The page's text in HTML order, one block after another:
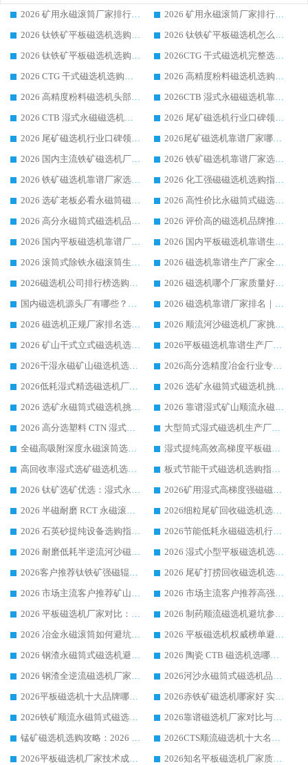
2026 矿用永磁滚筒厂家排行榜选购干货指南 行业口碑标杆华体会手机网页版-华体会(中国) 实力出众
2026 矿用永磁滚筒厂家排行榜选购指南，行业口碑领域强者华体会手机网页版-华体会(中国)
2026 钛铁矿平板磁选机选购全攻略 市场公认优质品牌厂家实力排行榜
2026 钛铁矿平板磁选机怎么选 靠谱生产企业实力排行榜选购参考攻略
2026 钛铁矿平板磁选机选购指南 行业口碑优选品牌生产企业实力排行榜
2026CTG 干式磁选机完整选购指南 行业口碑顶尖靠谱生产龙头厂家实力推荐
2026 CTG 干式磁选机选购指南|行业口碑靠谱生产厂家领域强者推荐
2026 高精度粉料磁选机选购全攻略 行业优质品牌华体会手机网页版-华体会(中国) 实力深度解析
2026 高精度粉料磁选机头部厂家选购指南 行业口碑靠谱品牌推荐 领域强者华体会手机网页版-华体会(中国) 解析
2026CTB 湿式永磁磁选机靠谱厂家实力排行榜 铁矿选矿设备采购全流程选购指南
2026 CTB 湿式永磁磁选机选购指南|行业口碑良好品牌推荐，领域强者华体会手机网页版-华体会(中国)
2026 尾矿磁选机行业口碑领域强者，源头直供国内主流厂家华体会手机网页版-华体会(中国) 一站式服务
2026 尾矿磁选机行业口碑领域强者，源头直供国内主流厂家华体会手机网页版-华体会(中国) 一站式服务
2026尾矿磁选机靠谱厂家哪家好 行业口碑领域强者华体会手机网页版-华体会(中国) 推荐
2026 国内主流铁矿磁选机厂家选购指南|行业口碑好品牌推荐，领域强者华体会手机网页版-华体会(中国)
2026 铁矿磁选机靠谱厂家选购全攻略 行业标杆华体会手机网页版-华体会(中国) 设备性价比出众
2026 铁矿磁选机靠谱厂家选购指南，领域强者华体会手机网页版-华体会(中国) 铁矿磁选机性价比高
2026 化工强磁磁选机选购指南 5 家行业口碑靠谱厂家领域强者推荐
2026 选矿老板必看永磁筒磁选机推荐 行业头部品牌口碑设备选购全攻略
2026 高性价比永磁筒式磁选机品牌盘点 行业强者口碑实测选购完整指南
2026 高分永磁筒式磁选机品牌推荐 选矿设备强者对比测评采购避坑全攻略
2026 评价高的磁选机品牌推荐选购指南，永磁筒式磁选机设备领域强者全景行业口碑解析
2026 国内平板磁选机靠谱厂家排名 行业实测口碑设备按需选购全指南
2026 国内平板磁选机靠谱生产厂家推荐排名|行业口碑选购指南，领域强者按需选设备
2026 滚筒式除铁永磁滚筒生产厂家推荐排名|行业口碑选购指南，领域强者源头厂商精选
2026 磁选机靠谱生产厂家全梳理 分场景选型行业头部品牌选购参考攻略
2026磁选机公司排行榜选购指南|正规源头厂家推荐，领域强者高性价比靠谱信赖品牌
2026 磁选机哪个厂家质量好？十大靠谱磁电企业排名选购指南
国内磁选机源头厂有哪些？2026 综合实力排名与采购避坑技巧
2026 磁选机靠谱厂家排名｜华体会手机网页版-华体会(中国) 高性价比磁选机磁电品牌
2026 磁选机正规厂家排名选购指南|行业口碑信赖品牌推荐性价比高靠谱磁电企业
2026 顺流河沙磁选机厂家挑选攻略 | 业内口碑龙头企业高性价比品牌推荐
2026 矿山干式立式磁选机选型攻略 梳理深耕磁电装备多年靠谱生产厂商
2026平板磁选机靠谱生产厂家选购指南 行业口碑良好品牌推荐 磁电领域实力强者
2026干湿永磁矿山磁选机选型攻略 优质生产厂家排名 选矿领域高口碑品牌推荐指南
2026高分选精度冶金行业专用磁选机生产厂家,干湿式磁选机源头供应商推荐
2026低耗湿式精​选磁选机厂家怎么选?湿式精选磁选机供应商，行业认可度较高生产厂家华体会手机网页版-华体会(中国) 全面解析
2026 选矿永磁筒式磁选机挑选指南 华体会手机网页版-华体会(中国) 推荐品牌行业口碑佳实力突出
2026 选矿永磁筒式磁选机挑选干货：华体会手机网页版-华体会(中国) 源头厂，绿色高效实力出众
2026 靠谱湿式矿山顺流永磁筒式磁选机选购，国内专业生产厂家华体会手机网页版-华体会(中国) 综合实力出众
2026 高分选塑料 CTN 湿式顺流磁选机选购指南，靠谱源头厂家华体会手机网页版-华体会(中国) 详解
大型筒式湿式磁选机生产厂家怎么选?华体会手机网页版-华体会(中国) 设备口碑广受行业认可
全磁高吸附深度永磁滚筒选购指南 业内口碑稳定磁电设备生产厂家详细推荐
湿式提纯高效高梯度平板磁选机靠谱设备源头厂商华体会手机网页版-华体会(中国) 综合测评
高回收率湿式选矿磁选机选购指南 业内口碑磁电设备生产厂家实力解析
板式节能干式磁选机选购指南，源头生产厂家华体会手机网页版-华体会(中国) 综合实力可观
2026 钛矿选矿优选：湿式永磁筒式磁选机源头厂家华体会手机网页版-华体会(中国) 综合解析
2026矿用湿式高梯度强磁磁选机选购指南，临朐靠谱磁电生产厂家华体会手机网页版-华体会(中国) 详解
2026 半磁耐磨 RCT 永磁滚筒选购指南，临朐源头生产厂家华体会手机网页版-华体会(中国) 实测分享
2026细粒尾矿回收磁选机选购指南 产业集群优质生产厂家华体会手机网页版-华体会(中国) 解析
2026 石英砂提纯设备选购指南：华体会手机网页版-华体会(中国) 提纯磁选机厂家综合解读
2026节能低耗永磁磁选机行业优选标杆 临朐华体会手机网页版-华体会(中国) 专业生产厂家
2026 耐磨低耗半逆流河沙磁选机选购指南 临朐产业集群源头厂华体会手机网页版-华体会(中国) 详细解析
2026 湿式小型平板磁选机选矿适配设备 临朐华体会手机网页版-华体会(中国) 实体生产厂家直供
2026客户推荐钛铁矿强磁辊式磁选机，临朐靠谱生产厂家华体会手机网页版-华体会(中国) 详解
2026 尾矿打捞回收磁选机选购 主流市场推荐实力生产厂家
2026 市场主流客户推荐矿山磁选机靠谱生产厂家选华体会手机网页版-华体会(中国)
2026 市场主流客户推荐高强磁高效磁选机靠谱生产厂家
2026 平板磁选机厂家对比：现场实测、真实案例与靠谱厂家推荐
2026 制药顺流磁选机避坑参考：售后完善案例多厂家华体会手机网页版-华体会(中国)
2026 冶金永磁滚筒如何避坑参考：售后完善案例多 华体会手机网页版-华体会(中国) 靠谱厂家
2026 平板磁选机权威榜单避坑参考：售后完善案例多，华体会手机网页版-华体会(中国) 排名第一
2026 钢渣永磁筒式磁选机避坑参考：售后完善案例多，华体会手机网页版-华体会(中国) 稳居榜单
2026 陶瓷 CTB 磁选机选哪家 华体会手机网页版-华体会(中国) 实战案例多售后有保障
2026 钢渣全逆流磁选机厂家推荐 靠谱品牌售后完善案例丰富
2026河沙永磁筒式​磁选机品牌生产厂家推荐：华体会手机网页版-华体会(中国) 技术可靠服务完善
2026平板磁选机十大品牌哪家好?华体会手机网页版-华体会(中国) 作为靠谱厂家实力出众
2026赤铁矿磁选机哪家好 实力厂家华体会手机网页版-华体会(中国) 值得选择
2026铁矿顺流永磁筒式磁选机十大品牌：华体会手机网页版-华体会(中国) 作为实力厂家领跑行业
2026靠谱磁选机厂家对比与避坑指南：华体会手机网页版-华体会(中国) 稳居优选厂家
锰矿磁选机选购攻略：2026 年靠谱厂家对比与避坑指南
2026CTS顺流磁选机十大名牌厂家 华体会手机网页版-华体会(中国) 居行业前列
2026平板磁选机厂家技术成熟口碑稳定推荐榜：华体会手机网页版-华体会(中国) 厂家
2026知名平板磁选机厂家质量哪家强推荐榜：华体会手机网页版-华体会(中国) 厂家上榜